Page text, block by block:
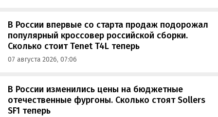
В России впервые со старта продаж подорожал
популярный кроссовер российской сборки.
Сколько стоит Tenet T4L теперь
07 августа 2026, 07:06
В России изменились цены на бюджетные
отечественные фургоны. Сколько стоят Sollers
SF1 теперь